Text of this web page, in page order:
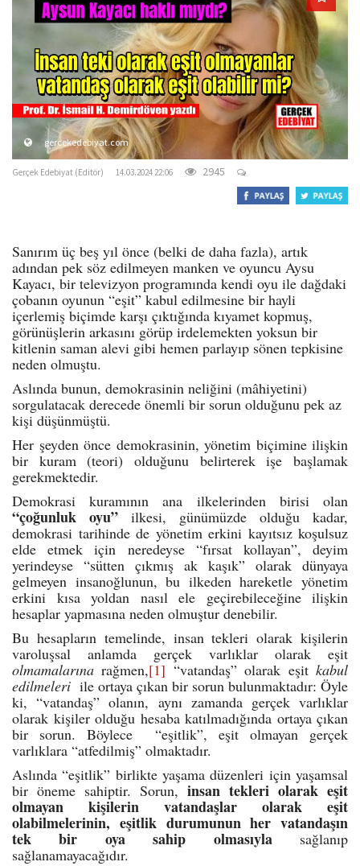
gercekedebiyat.com
Gerçek Edebiyat (Editör) 14.03.2024 22:06 2945
Sanırım üç beş yıl önce (belki de daha fazla), artık
adından pek söz edilmeyen manken ve oyuncu Aysu
Kayacı, bir televizyon programında kendi oyu ile dağdaki
çobanın oyunun “eşit” kabul edilmesine bir hayli
içerlemiş biçimde karşı çıktığında kıyamet kopmuş,
görünüşlerin arkasını görüp irdelemekten yoksun bir
kitlenin saman alevi gibi hemen parlayıp sönen tepkisine
neden olmuştu.
Aslında bunun, demokrasinin neliğini (mâhiyetini)
sorgulatacak derecede önemli bir sorun olduğunu pek az
kişi düşünmüştü.
Her şeyden önce demokrasinin, yönetim biçimine ilişkin
bir kuram (teori) olduğunu belirterek işe başlamak
gerekmektedir.
Demokrasi kuramının ana ilkelerinden birisi olan
“çoğunluk oyu” ilkesi, günümüzde olduğu kadar,
demokrasi tarihinde de yönetim erkini kayıtsız koşulsuz
elde etmek için neredeyse “fırsat kollayan”, deyim
yerindeyse “sütten çıkmış ak kaşık” olarak dünyaya
gelmeyen insanoğlunun, bu ilkeden hareketle yönetim
erkini kısa yoldan nasıl ele geçirebileceğine ilişkin
hesaplar yapmasına neden olmuştur denebilir.
Bu hesapların temelinde, insan tekleri olarak kişilerin
varoluşsal anlamda gerçek varlıklar olarak eşit
olmamalarına rağmen,[1] “vatandaş” olarak eşitkabul
edilmeleri ile ortaya çıkan bir sorun bulunmaktadır: Öyle
ki, “vatandaş” olanın, aynı zamanda gerçek varlıklar
olarak kişiler olduğu hesaba katılmadığında ortaya çıkan
bir sorun. Böylece “eşitlik”, eşit olmayan gerçek
varlıklara “atfedilmiş” olmaktadır.
Aslında “eşitlik” birlikte yaşama düzenleri için yaşamsal
bir öneme sahiptir. Sorun, insan tekleri olarak eşit
olmayan kişilerin vatandaşlar olarak eşit
olabilmelerinin, eşitlik durumunun her vatandaşın
tek bir oya sahip olmasıyla sağlanıp
sağlanamayacağıdır.